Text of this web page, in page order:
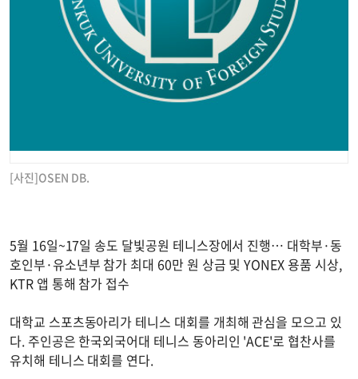
[사진]OSEN DB.
5월 16일~17일 송도 달빛공원 테니스장에서 진행… 대학부·동
호인부·유소년부 참가 최대 60만 원 상금 및 YONEX 용품 시상,
KTR 앱 통해 참가 접수
대학교 스포츠동아리가 테니스 대회를 개최해 관심을 모으고 있
다. 주인공은 한국외국어대 테니스 동아리인 'ACE'로 협찬사를
유치해 테니스 대회를 연다.